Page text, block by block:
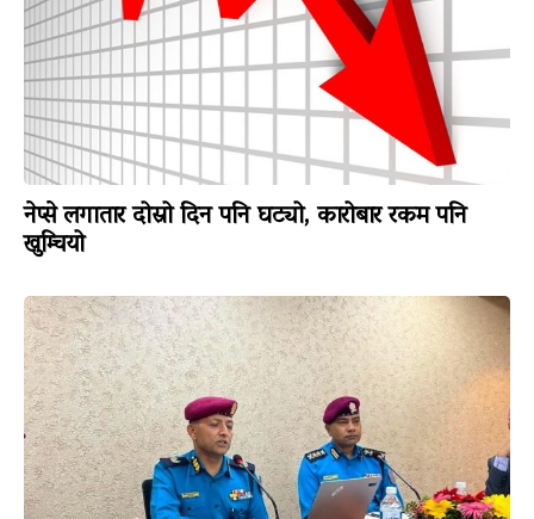
नेप्से लगातार दोस्रो दिन पनि घट्यो, कारोबार रकम पनि
खुम्चियो